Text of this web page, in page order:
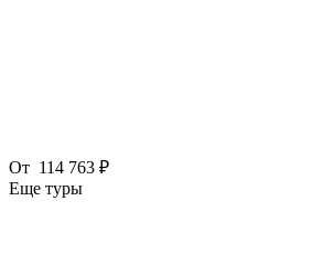
От 114 763 ₽
Еще туры